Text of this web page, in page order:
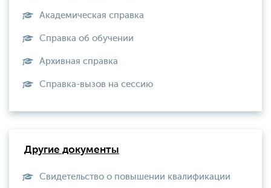
Академическая справка
Справка об обучении
Архивная справка
Справка-вызов на сессию
Другие документы
Свидетельство о повышении квалификации